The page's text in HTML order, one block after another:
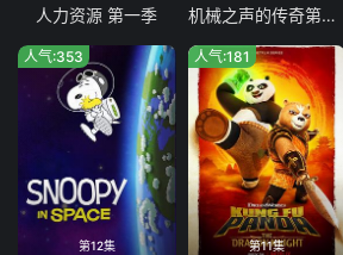
人力资源 第一季 机械之声的传奇第四季
第12集
人气:353
第11集
人气:181